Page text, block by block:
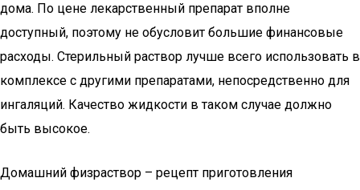
дома. По цене лекарственный препарат вполне
доступный, поэтому не обусловит большие финансовые
расходы. Стерильный раствор лучше всего использовать в
комплексе с другими препаратами, непосредственно для
ингаляций. Качество жидкости в таком случае должно
быть высокое.
Домашний физраствор – рецепт приготовления